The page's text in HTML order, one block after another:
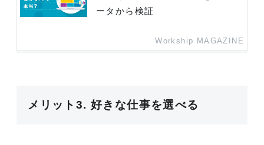
ータから検証
Workship MAGAZINE
メリット3. 好きな仕事を選べる